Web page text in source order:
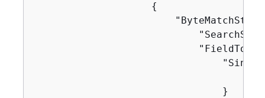
{
                                }